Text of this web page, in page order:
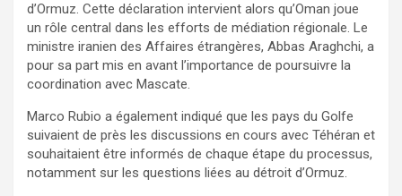
d’Ormuz. Cette déclaration intervient alors qu’Oman joue
un rôle central dans les efforts de médiation régionale. Le
ministre iranien des Affaires étrangères, Abbas Araghchi, a
pour sa part mis en avant l’importance de poursuivre la
coordination avec Mascate.
Marco Rubio a également indiqué que les pays du Golfe
suivaient de près les discussions en cours avec Téhéran et
souhaitaient être informés de chaque étape du processus,
notamment sur les questions liées au détroit d’Ormuz.